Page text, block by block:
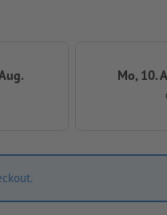
Mo, 10.